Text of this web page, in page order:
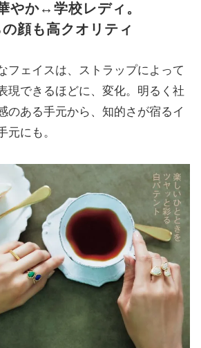
やか↔学校レディ。
の顔も高クオリティ
フェイスは、ストラップによって
現できるほどに、変化。明るく社
のある手元から、知的さが宿るイ
元にも。